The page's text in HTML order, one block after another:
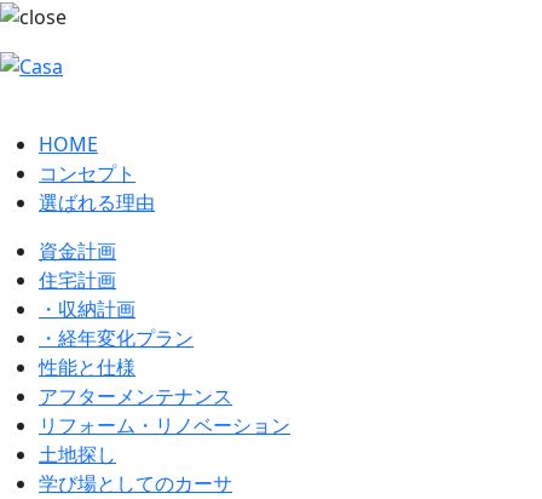
HOME
コンセプト
選ばれる理由
資金計画
住宅計画
・収納計画
・経年変化プラン
性能と仕様
アフターメンテナンス
リフォーム・リノベーション
土地探し
学び場としてのカーサ